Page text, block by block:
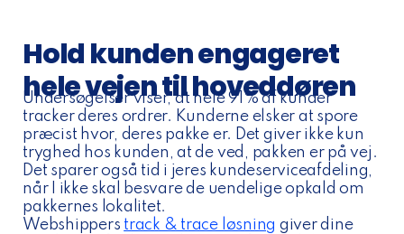
Hold kunden engageret
hele vejen til hoveddøren
Undersøgelser viser, at hele 91% af kunder
tracker deres ordrer. Kunderne elsker at spore
præcist hvor, deres pakke er. Det giver ikke kun
tryghed hos kunden, at de ved, pakken er på vej.
Det sparer også tid i jeres kundeserviceafdeling,
når I ikke skal besvare de uendelige opkald om
pakkernes lokalitet.
Webshippers track & trace løsning giver dine